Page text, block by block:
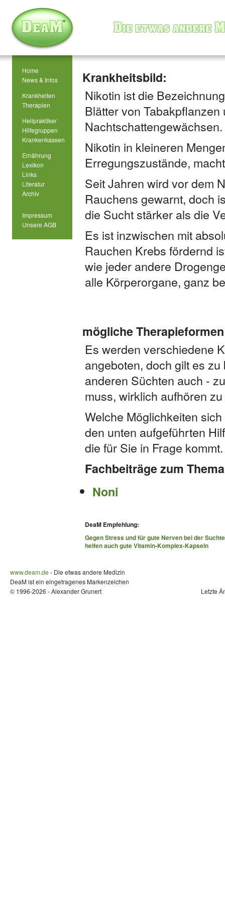
Home
News & Infos
Krankheiten
Therapien
Heilpraktiker
Hilfegruppen
Krankenkassen
Ernährung
Lexikon
Links
Literatur
Archiv
Impressum
Unsere AGB
Krankheitsbild:
Nikotin ist die
Blätter von
Nachtschattengewächsen.
Nikotin in kleineren
Erregungszustände,
Seit Jahren wird vor dem
Rauchens gewarnt, doch
die Sucht stärker als die
Es ist inzwischen mit
Rauchen Krebs fördernd
wie jeder andere
alle Körperorgane, ganz
mögliche
Es werden verschiedene
angeboten, doch gilt es
anderen Süchten auch -
muss, wirklich aufhören
Welche Möglichkeiten
den unten aufgeführten
die für Sie in Frage kommt.
Fachbeiträge zum
Noni
DeaM Empfehlung:
Gegen Stress und für gute Nerven bei der
helfen auch gute Vitamin-Komplex-Kapseln
www.deam.de - Die etwas andere Medizin
DeaM ist ein eingetragenes Markenzeichen
© 1996-2026 - Alexander Grunert
Letzte